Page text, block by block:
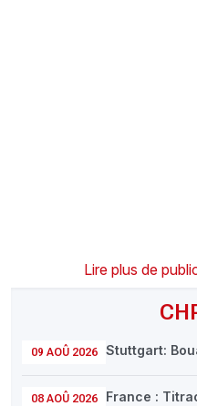
09 AOÛ 2026 Stuttgart:
08 AOÛ 2026
France :
Lire plus de